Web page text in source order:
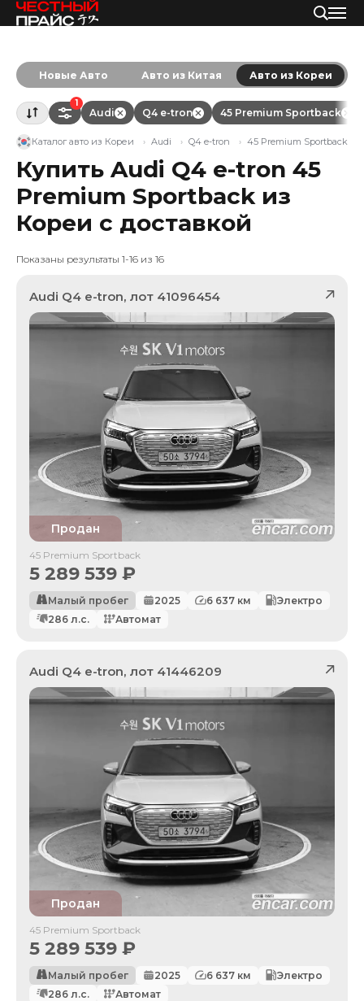
Новые Авто Авто из Китая Авто из Кореи
1
Audi Q4 e-tron 45 Premium Sportback
Каталог авто из Кореи Audi Q4 e-tron 45 Premium Sportback
Купить Audi Q4 e-tron 45
Premium Sportback из
Кореи с доставкой
Показаны результаты 1-16 из 16
Audi Q4 e-tron, лот 41096454
Продан
45 Premium Sportback
5 289 539 ₽
Малый пробег 2025 6 637 км
Электро
286 л.с. Автомат
Audi Q4 e-tron, лот 41446209
Продан
45 Premium Sportback
5 289 539 ₽
Малый пробег 2025 6 637 км
Электро
286 л.с. Автомат